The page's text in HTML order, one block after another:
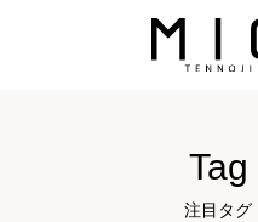
Tag
注目タグ